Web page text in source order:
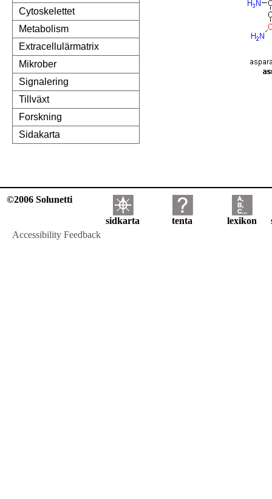
Cytoskelettet
Metabolism
Extracellulärmatrix
Mikrober
Signalering
Tillväxt
Forskning
Sidakarta
©2006 Solunetti
sidkarta tenta lexikon
Accessibility Feedback